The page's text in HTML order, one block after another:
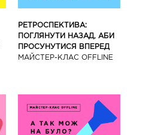
РЕТРОСПЕКТИВА:
ПОГЛЯНУТИ НАЗАД, АБИ
ПРОСУНУТИСЯ ВПЕРЕД
МАЙCТЕР-КЛАС OFFLINE